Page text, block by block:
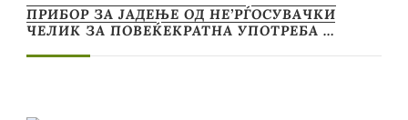
ПРИБОР ЗА ЈАДЕЊЕ ОД НЕ’РЃОСУВАЧКИ
ЧЕЛИК ЗА ПОВЕЌЕКРАТНА УПОТРЕБА …